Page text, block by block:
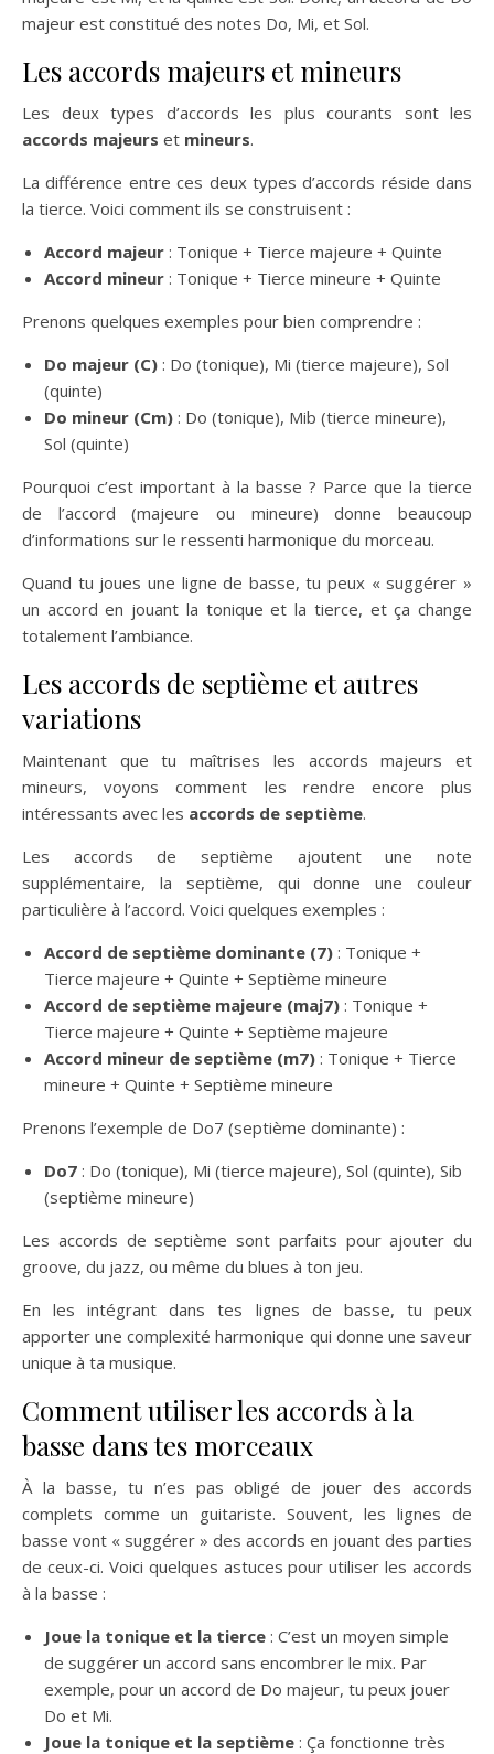
majeur est constitué des notes Do, Mi, et Sol.
Les accords majeurs et mineurs
Les deux types d’accords les plus courants sont les
accords majeurs et mineurs.
La différence entre ces deux types d’accords réside dans
la tierce. Voici comment ils se construisent :
Accord majeur : Tonique + Tierce majeure + Quinte
Accord mineur : Tonique + Tierce mineure + Quinte
Prenons quelques exemples pour bien comprendre :
Do majeur (C) : Do (tonique), Mi (tierce majeure), Sol
(quinte)
Do mineur (Cm) : Do (tonique), Mib (tierce mineure),
Sol (quinte)
Pourquoi c’est important à la basse ? Parce que la tierce
de l’accord (majeure ou mineure) donne beaucoup
d’informations sur le ressenti harmonique du morceau.
Quand tu joues une ligne de basse, tu peux « suggérer »
un accord en jouant la tonique et la tierce, et ça change
totalement l’ambiance.
Les accords de septième et autres
variations
Maintenant que tu maîtrises les accords majeurs et
mineurs, voyons comment les rendre encore plus
intéressants avec les accords de septième.
Les accords de septième ajoutent une note
supplémentaire, la septième, qui donne une couleur
particulière à l’accord. Voici quelques exemples :
Accord de septième dominante (7) : Tonique +
Tierce majeure + Quinte + Septième mineure
Accord de septième majeure (maj7) : Tonique +
Tierce majeure + Quinte + Septième majeure
Accord mineur de septième (m7) : Tonique + Tierce
mineure + Quinte + Septième mineure
Prenons l’exemple de Do7 (septième dominante) :
Do7 : Do (tonique), Mi (tierce majeure), Sol (quinte), Sib
(septième mineure)
Les accords de septième sont parfaits pour ajouter du
groove, du jazz, ou même du blues à ton jeu.
En les intégrant dans tes lignes de basse, tu peux
apporter une complexité harmonique qui donne une saveur
unique à ta musique.
Comment utiliser les accords à la
basse dans tes morceaux
À la basse, tu n’es pas obligé de jouer des accords
complets comme un guitariste. Souvent, les lignes de
basse vont « suggérer » des accords en jouant des parties
de ceux-ci. Voici quelques astuces pour utiliser les accords
à la basse :
Joue la tonique et la tierce : C’est un moyen simple
de suggérer un accord sans encombrer le mix. Par
exemple, pour un accord de Do majeur, tu peux jouer
Do et Mi.
Joue la tonique et la septième : Ça fonctionne très